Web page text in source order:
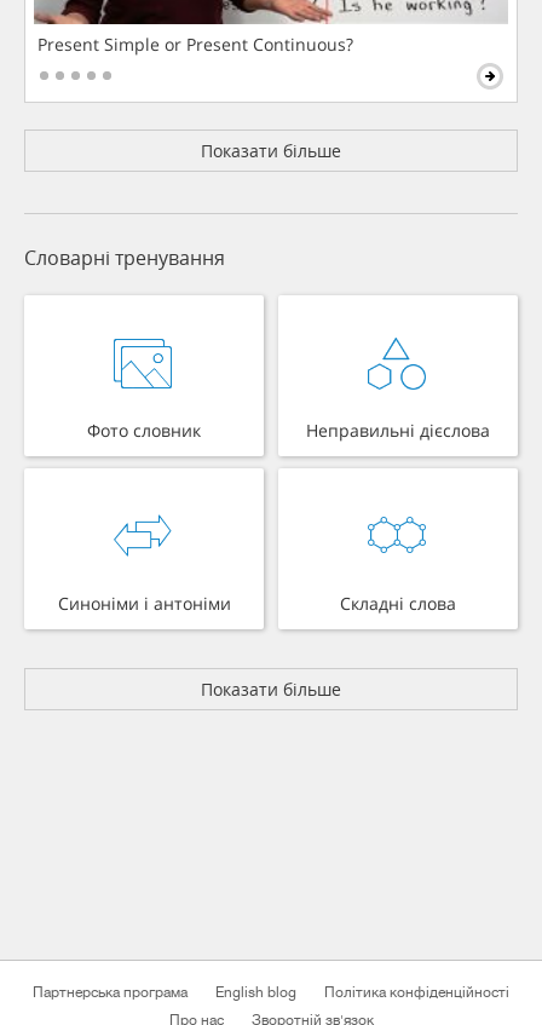
Present Simple or Present Continuous?
Показати більше
Словарні тренування
Фото словник Неправильні дієслова
Синоніми і антоніми Складні слова
Показати більше
Партнерська програма English blog
Політика конфіденційності
Про нас
Зворотній зв'язок